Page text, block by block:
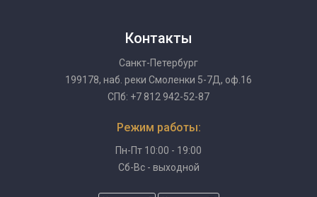
Контакты
Санкт-Петербург
199178, наб. реки Смоленки 5-7Д, оф.16
СПб: +7 812 942-52-87
Режим работы:
Пн-Пт 10:00 - 19:00
Сб-Вс - выходной